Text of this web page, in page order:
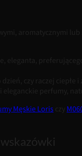
aromatycznymi lub
eleganta,
czy raczej ciepłe i
perfumy,
Męskie Lorisczy